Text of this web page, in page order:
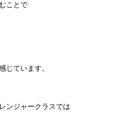
ことで
じています。
ンジャークラスでは